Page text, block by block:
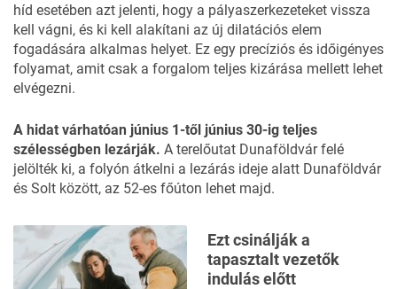
híd esetében azt jelenti, hogy a pályaszerkezeteket vissza
kell vágni, és ki kell alakítani az új dilatációs elem
fogadására alkalmas helyet. Ez egy precíziós és időigényes
folyamat, amit csak a forgalom teljes kizárása mellett lehet
elvégezni.
A hidat várhatóan június 1-től június 30-ig teljes
szélességben lezárják. A terelőutat Dunaföldvár felé
jelölték ki, a folyón átkelni a lezárás ideje alatt Dunaföldvár
és Solt között, az 52-es főúton lehet majd.
Ezt csinálják a
tapasztalt vezetők
indulás előtt